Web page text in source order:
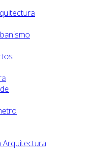
Arquitectura